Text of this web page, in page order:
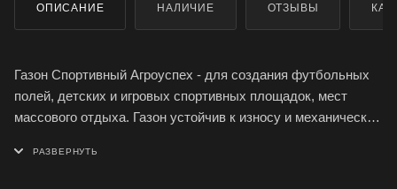
ОПИСАНИЕ НАЛИЧИЕ ОТЗЫВЫ
Газон Спортивный Агроуспех - для создания футбольных
полей, детских и игровых спортивных площадок, мест
массового отдыха. Газон устойчив к износу и механическим
засухоустойчивостью. Состав: райграс пастбищный 40%,